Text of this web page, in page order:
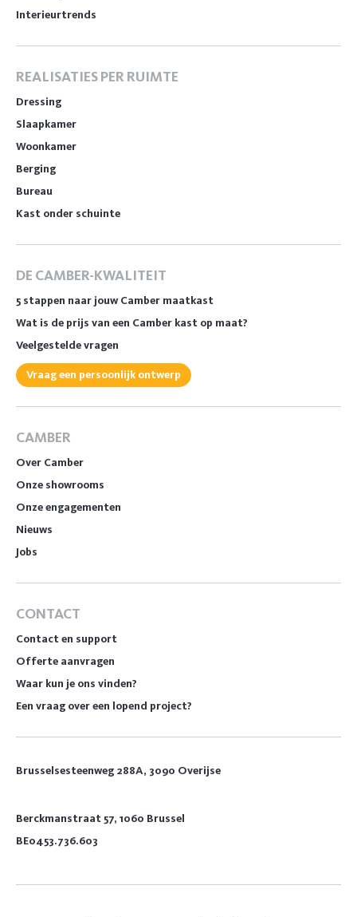
Interieurtrends
REALISATIES PER RUIMTE
Dressing
Slaapkamer
Woonkamer
Berging
Bureau
Kast onder schuinte
DE CAMBER-KWALITEIT
5 stappen naar jouw Camber maatkast
Wat is de prijs van een Camber kast op maat?
Veelgestelde vragen
Vraag een persoonlijk ontwerp
CAMBER
Over Camber
Onze showrooms
Onze engagementen
Nieuws
Jobs
CONTACT
Contact en support
Offerte aanvragen
Waar kun je ons vinden?
Een vraag over een lopend project?
Brusselsesteenweg 288A, 3090 Overijse
Berckmanstraat 57, 1060 Brussel
BE0453.736.603